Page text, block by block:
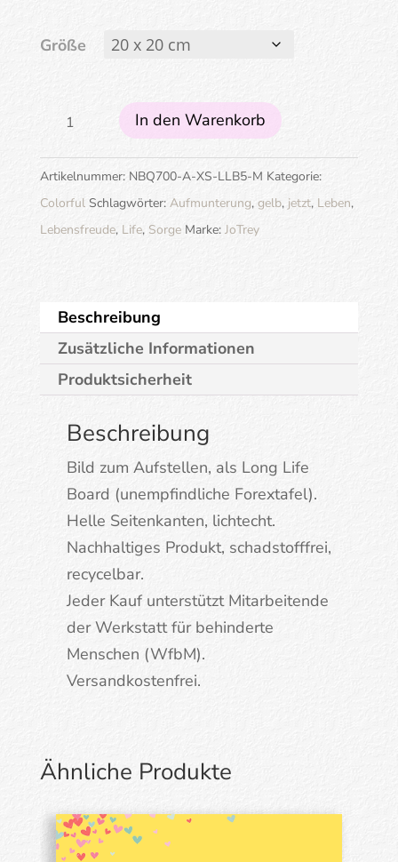
Größe
Sorge
nicht,
lebe
Menge
In den Warenkorb
Artikelnummer: NBQ700-A-XS-LLB5-M Kategorie:
Colorful Schlagwörter: Aufmunterung, gelb, jetzt, Leben,
Lebensfreude, Life, Sorge Marke: JoTrey
Beschreibung
Zusätzliche Informationen
Produktsicherheit
Beschreibung
Bild zum Aufstellen, als Long Life
Board (unempfindliche Forextafel).
Helle Seitenkanten, lichtecht.
Nachhaltiges Produkt, schadstofffrei,
recycelbar.
Jeder Kauf unterstützt Mitarbeitende
der Werkstatt für behinderte
Menschen (WfbM).
Versandkostenfrei.
Ähnliche Produkte